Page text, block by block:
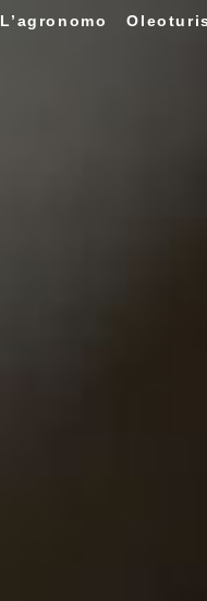
L’agronomo